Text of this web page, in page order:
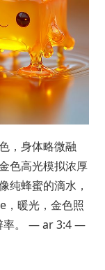
，身体略微融
色高光模拟浓厚
纯蜂蜜的滴水，
，暖光，金色照
率。 — ar 3:4 —